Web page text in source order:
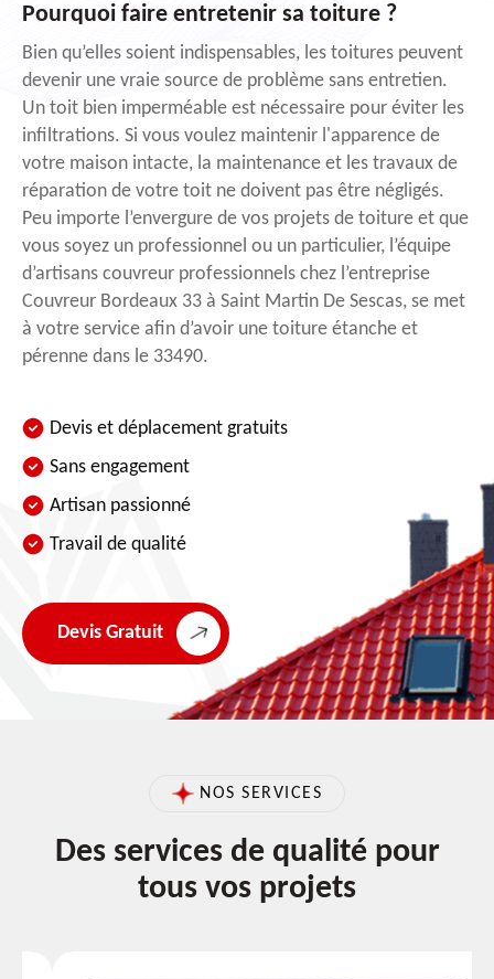
Pourquoi faire entretenir sa toiture ?
Bien qu’elles soient indispensables, les toitures peuvent
devenir une vraie source de problème sans entretien.
Un toit bien imperméable est nécessaire pour éviter les
infiltrations. Si vous voulez maintenir l'apparence de
votre maison intacte, la maintenance et les travaux de
réparation de votre toit ne doivent pas être négligés.
Peu importe l’envergure de vos projets de toiture et que
vous soyez un professionnel ou un particulier, l’équipe
d’artisans couvreur professionnels chez l’entreprise
Couvreur Bordeaux 33 à Saint Martin De Sescas, se met
à votre service afin d’avoir une toiture étanche et
pérenne dans le 33490.
Devis et déplacement gratuits
Sans engagement
Artisan passionné
Travail de qualité
Devis Gratuit
NOS SERVICES
Des services de qualité pour
tous vos projets